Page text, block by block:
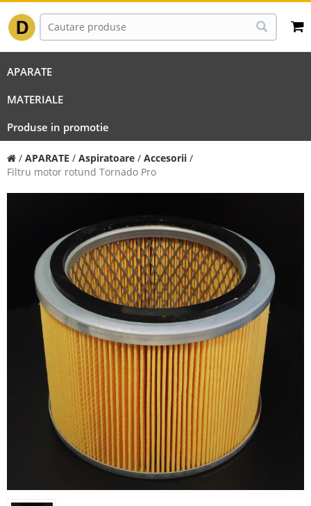
APARATE
MATERIALE
Produse in promotie
/ APARATE / Aspiratoare / Accesorii /
Filtru motor rotund Tornado Pro